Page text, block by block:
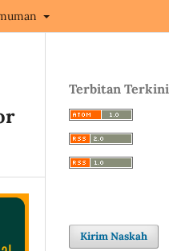
Terbitan Terkini
Kirim Naskah